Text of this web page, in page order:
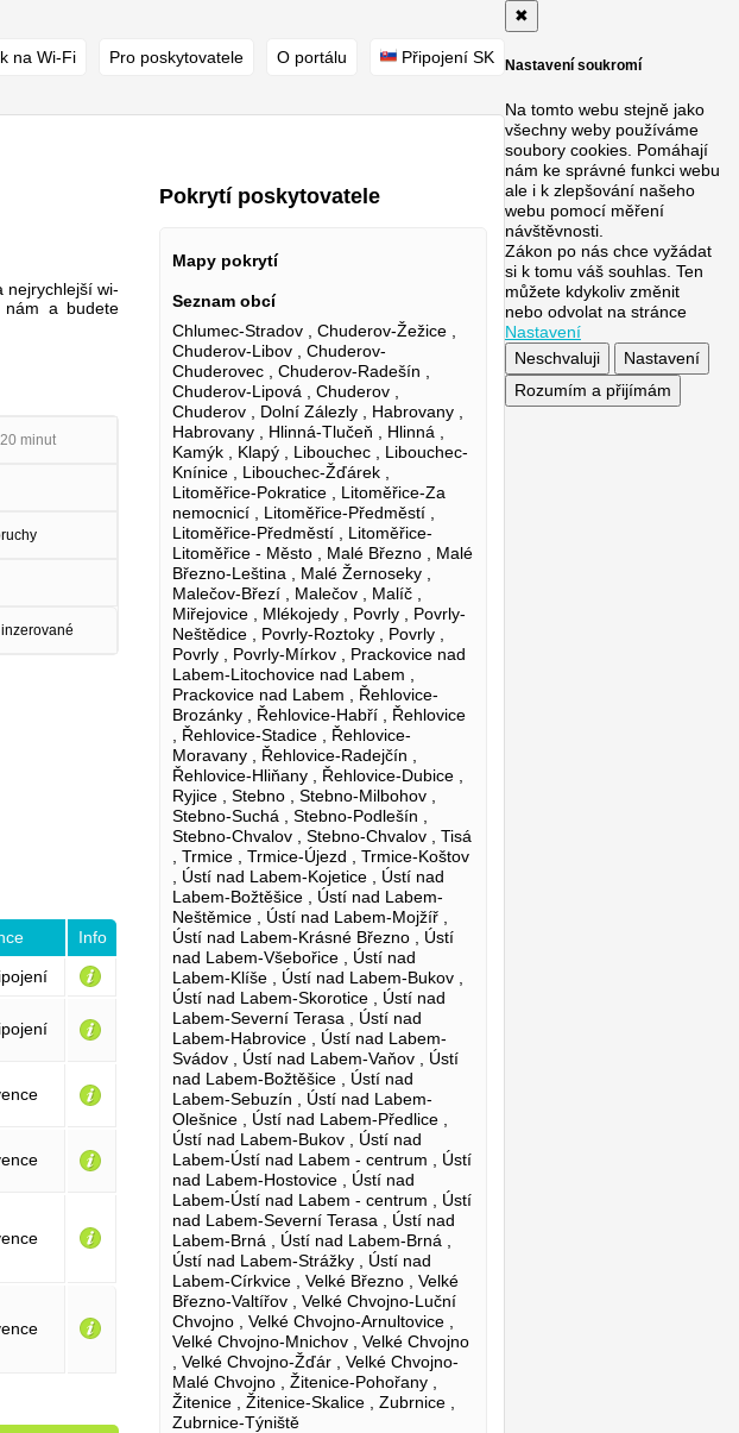
na Wi-Fi Pro poskytovatele O portálu Připojení SK
Pokrytí poskytovatele
Mapy pokrytí
Seznam obcí
Chlumec-Stradov , Chuderov-Žežice ,
Chuderov-Libov , Chuderov-
Chuderovec , Chuderov-Radešín ,
Chuderov-Lipová , Chuderov ,
Chuderov , Dolní Zálezly , Habrovany ,
Habrovany , Hlinná-Tlučeň , Hlinná ,
Kamýk , Klapý , Libouchec , Libouchec-
Knínice , Libouchec-Žďárek ,
Litoměřice-Pokratice , Litoměřice-Za
nemocnicí , Litoměřice-Předměstí ,
Litoměřice-Předměstí , Litoměřice-
Litoměřice - Město , Malé Březno , Malé
Březno-Leština , Malé Žernoseky ,
Malečov-Březí , Malečov , Malíč ,
Miřejovice , Mlékojedy , Povrly , Povrly-
Neštědice , Povrly-Roztoky , Povrly ,
Povrly , Povrly-Mírkov , Prackovice nad
Labem-Litochovice nad Labem ,
Prackovice nad Labem , Řehlovice-
Brozánky , Řehlovice-Habří , Řehlovice
, Řehlovice-Stadice , Řehlovice-
Moravany , Řehlovice-Radejčín ,
Řehlovice-Hliňany , Řehlovice-Dubice ,
Ryjice , Stebno , Stebno-Milbohov ,
Stebno-Suchá , Stebno-Podlešín ,
Stebno-Chvalov , Stebno-Chvalov , Tisá
, Trmice , Trmice-Újezd , Trmice-Koštov
, Ústí nad Labem-Kojetice , Ústí nad
Labem-Božtěšice , Ústí nad Labem-
Neštěmice , Ústí nad Labem-Mojžíř ,
Ústí nad Labem-Krásné Březno , Ústí
nad Labem-Všebořice , Ústí nad
Labem-Klíše , Ústí nad Labem-Bukov ,
Ústí nad Labem-Skorotice , Ústí nad
Labem-Severní Terasa , Ústí nad
Labem-Habrovice , Ústí nad Labem-
Svádov , Ústí nad Labem-Vaňov , Ústí
nad Labem-Božtěšice , Ústí nad
Labem-Sebuzín , Ústí nad Labem-
Olešnice , Ústí nad Labem-Předlice ,
Ústí nad Labem-Bukov , Ústí nad
Labem-Ústí nad Labem - centrum , Ústí
nad Labem-Hostovice , Ústí nad
Labem-Ústí nad Labem - centrum , Ústí
nad Labem-Severní Terasa , Ústí nad
Labem-Brná , Ústí nad Labem-Brná ,
Ústí nad Labem-Strážky , Ústí nad
Labem-Církvice , Velké Březno , Velké
Březno-Valtířov , Velké Chvojno-Luční
Chvojno , Velké Chvojno-Arnultovice ,
Velké Chvojno-Mnichov , Velké Chvojno
, Velké Chvojno-Žďár , Velké Chvojno-
Malé Chvojno , Žitenice-Pohořany ,
Žitenice , Žitenice-Skalice , Zubrnice ,
Zubrnice-Týniště
nejrychlejší wi-
a budete
minut
Info
✖
Nastavení soukromí
Na tomto webu stejně jako
všechny weby používáme
soubory cookies. Pomáhají
nám ke správné funkci webu
ale i k zlepšování našeho
webu pomocí měření
návštěvnosti.
Zákon po nás chce vyžádat
si k tomu váš souhlas. Ten
můžete kdykoliv změnit
nebo odvolat na stránce
Nastavení
Neschvaluji
Nastavení
Rozumím a přijímám